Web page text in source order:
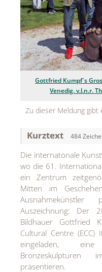
Nägele & Strubell
PUIG
Rabanne
sh!ne by Dorotheum
Sicheldorfer Heilwasser
WELEDA
MEDIA
ÜBER
KONTAKT
Gottfried Kumpf`s
Venedig. v.l.n.r.
Zu dieser Meldung gibt
Kurztext 484
Die internatonale
wo die 61.
ein Zentrum
Mitten im
Auszeichnung: Der
Bildhauer Gottfried
Cultural Centre
eingeladen,
präsentieren.